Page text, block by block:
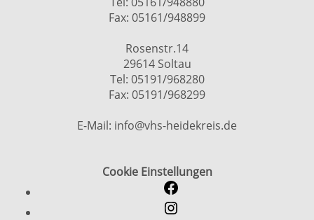
Fax: 05161/948899
Rosenstr.14
29614 Soltau
Tel: 05191/968280
Fax: 05191/968299
E-Mail: info@vhs-heidekreis.de
Cookie Einstellungen